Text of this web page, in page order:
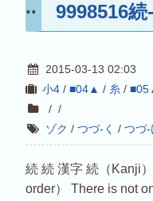
9998516続
2015-03-13
小4/ ■04▲ / 糸/
/ /
ゾク /つづ-く /つづ-
続 続 漢字 続（Kanji
order） There is not